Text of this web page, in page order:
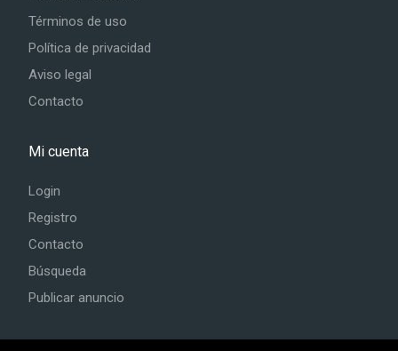
Términos de uso
Política de privacidad
Aviso legal
Contacto
Mi cuenta
Login
Registro
Contacto
Búsqueda
Publicar anuncio